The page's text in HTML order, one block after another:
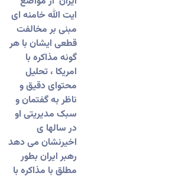
ایت الله خامنه ای
مبنی بر مخالفت
قطعی ایشان با هر
گونه مذاکره با
امریکا ، تحلیل
محتوای دقیق و
ناظر به گفتمان و
سبک مدیریتی او
در سالها ی
اخیرنشان می دهد
رهبر ایران بطور
مطلق با مذاکره با